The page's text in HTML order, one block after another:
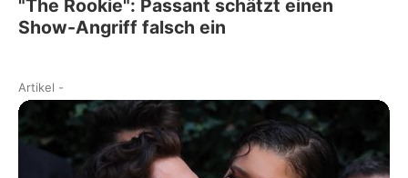
"The Rookie": Passant schätzt einen
Show-Angriff falsch ein
Artikel -